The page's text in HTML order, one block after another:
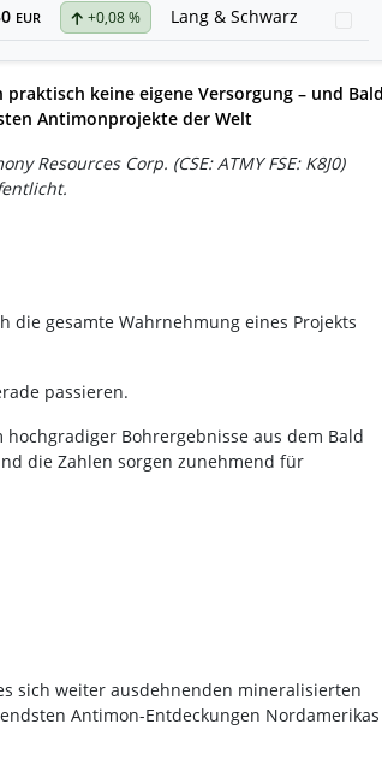
EUR +0,08 % Lang & Schwarz
praktisch keine eigene Versorgung – und Bald
Antimonprojekte der Welt
Resources Corp. (CSE: ATMY FSE: K8J0)
die gesamte Wahrnehmung eines Projekts
passieren.
Bohrergebnisse aus dem Bald
die Zahlen sorgen zunehmend für
sich weiter ausdehnenden mineralisierten
Antimon-Entdeckungen Nordamerikas